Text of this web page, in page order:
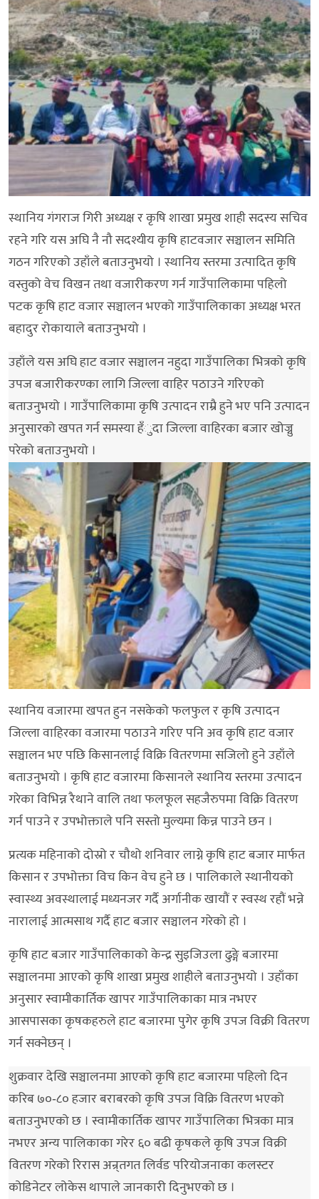
स्थानिय गंगराज गिरी अध्यक्ष र कृषि शाखा प्रमुख शाही सदस्य सचिव
रहने गरि यस अघि नै नौ सदश्यीय कृषि हाटवजार सञ्चालन समिति
गठन गरिएको उहाँले बताउनुभयो । स्थानिय स्तरमा उत्पादित कृषि
वस्तुको वेच विखन तथा वजारीकरण गर्न गाउँपालिकामा पहिलो
पटक कृषि हाट वजार सञ्चालन भएको गाउँपालिकाका अध्यक्ष भरत
बहादुर रोकायाले बताउनुभयो ।
उहाँले यस अघि हाट वजार सञ्चालन नहुदा गाउँपालिका भित्रको कृषि
उपज बजारीकरण्का लागि जिल्ला वाहिर पठाउने गरिएको
बताउनुभयो । गाउँपालिकामा कृषि उत्पादन राम्रै हुने भए पनि उत्पादन
अनुसारको खपत गर्न समस्या हँुदा जिल्ला वाहिरका बजार खोज्नु
परेको बताउनुभयो ।
स्थानिय वजारमा खपत हुन नसकेको फलफुल र कृषि उत्पादन
जिल्ला वाहिरका वजारमा पठाउने गरिए पनि अव कृषि हाट वजार
सञ्चालन भए पछि किसानलाई विक्रि वितरणमा सजिलो हुने उहाँले
बताउनुभयो । कृषि हाट वजारमा किसानले स्थानिय स्तरमा उत्पादन
गरेका विभिन्न रैथाने वालि तथा फलफूल सहजैरुपमा विक्रि वितरण
गर्न पाउने र उपभोक्ताले पनि सस्तो मुल्यमा किन्न पाउने छन ।
प्रत्यक महिनाको दोस्रो र चौथो शनिवार लाग्ने कृषि हाट बजार मार्फत
किसान र उपभोक्ता विच किन वेच हुने छ । पालिकाले स्थानीयको
स्वास्थ्य अवस्थालाई मध्यनजर गर्दै अर्गानीक खायौं र स्वस्थ रहौं भन्ने
नारालाई आत्मसाथ गर्दै हाट बजार सञ्चालन गरेको हो ।
कृषि हाट बजार गाउँपालिकाको केन्द्र सुइजिउला ढुङ्गे बजारमा
सञ्चालनमा आएको कृषि शाखा प्रमुख शाहीले बताउनुभयो । उहाँका
अनुसार स्वामीकार्तिक खापर गाउँपालिकाका मात्र नभएर
आसपासका कृषकहरुले हाट बजारमा पुगेर कृषि उपज विक्री वितरण
गर्न सक्नेछन् ।
शुक्रवार देखि सञ्चालनमा आएको कृषि हाट बजारमा पहिलो दिन
करिब ७०‐८० हजार बराबरको कृषि उपज विक्रि वितरण भएको
बताउनुभएको छ । स्वामीकार्तिक खापर गाउँपालिका भित्रका मात्र
नभएर अन्य पालिकाका गरेर ६० बढी कृषकले कृषि उपज विक्री
वितरण गरेको रिरास अन्र्तगत लिर्वड परियोजनाका कलस्टर
कोडिनेटर लोकेस थापाले जानकारी दिनुभएको छ ।